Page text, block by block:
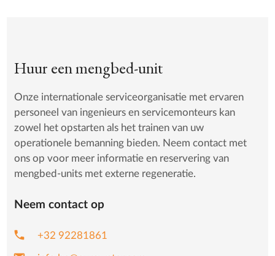
Huur een mengbed-unit
Onze internationale serviceorganisatie met ervaren
personeel van ingenieurs en servicemonteurs kan
zowel het opstarten als het trainen van uw
operationele bemanning bieden. Neem contact met
ons op voor meer informatie en reservering van
mengbed-units met externe regeneratie.
Neem contact op
phone +32 92281861